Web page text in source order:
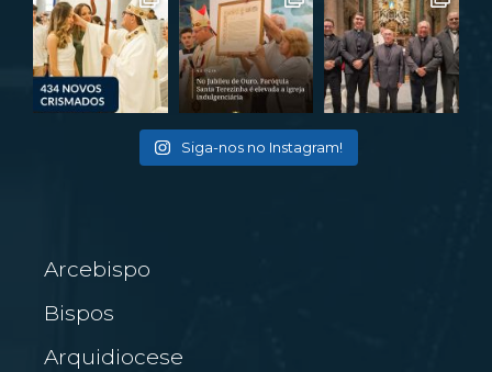
Siga-nos no Instagram!
Arcebispo
Bispos
Arquidiocese